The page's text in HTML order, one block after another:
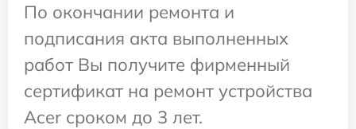
По окончании ремонта и
подписания акта выполненных
работ Вы получите фирменный
сертификат на ремонт устройства
Acer сроком до 3 лет.